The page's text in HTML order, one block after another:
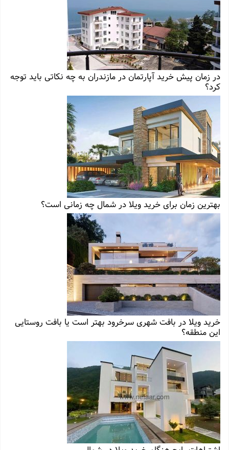
در زمان پیش خرید آپارتمان در مازندران به چه نکاتی باید توجه
کرد؟
بهترین زمان برای خرید ویلا در شمال چه زمانی است؟
خرید ویلا در بافت شهری سرخرود بهتر است یا بافت روستایی
این منطقه؟